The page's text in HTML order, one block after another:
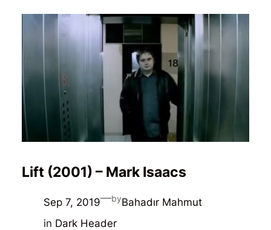
Lift (2001) – Mark Isaacs
Sep 7, 2019—byBahadır Mahmut
in Dark Header